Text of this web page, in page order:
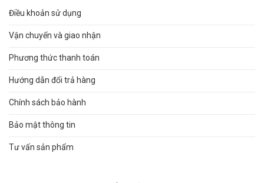
Điều khoản sử dụng
Vận chuyển và giao nhận
Phương thức thanh toán
Hướng dẫn đổi trả hàng
Chính sách bảo hành
Bảo mật thông tin
Tư vấn sản phẩm